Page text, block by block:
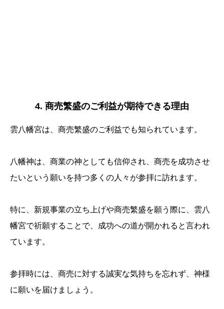
4. 商売繁盛のご利益が期待できる理由
雲八幡宮は、商売繁盛のご利益でも知られています。
八幡神は、商業の神としても信仰され、商売を成功させ
たいという願いを持つ多くの人々が参拝に訪れます。
特に、新規事業の立ち上げや商売繁盛を願う際に、雲八
幡宮で祈願することで、成功への道が開かれると言われ
ています。
参拝時には、商売に対する誠実な気持ちを忘れず、神様
に願いを届けましょう。